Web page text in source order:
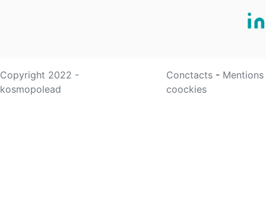
Copyright 2022 -
kosmopolead
Conctacts -
coockies